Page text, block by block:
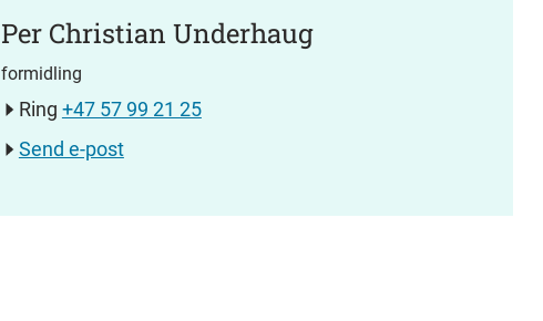
Per Christian Underhaug
formidling
Ring +47 57 99 21 25
Send e-post